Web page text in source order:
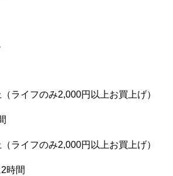
ス
ライフのみ2,000円以上お買上げ）
ライフのみ2,000円以上お買上げ）
時間